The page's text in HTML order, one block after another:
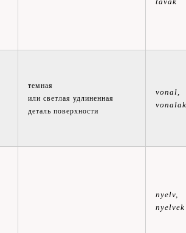
темная
или светлая удлиненная
деталь поверхности
vonal,
vonalak
nyelv,
nyelvek